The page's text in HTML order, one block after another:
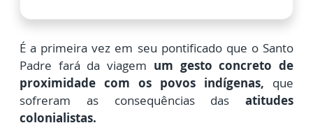
É a primeira vez em seu pontificado que o Santo
Padre fará da viagem um gesto concreto de
proximidade com os povos indígenas, que
sofreram as consequências das atitudes
colonialistas.